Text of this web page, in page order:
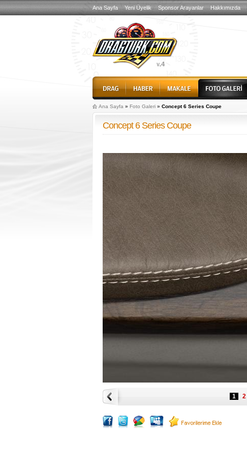
Ana Sayfa Yeni Üyelik Sponsor Arayanlar Hakkımızda
Ana Sayfa » Foto Galeri » Concept 6 Series Coupe
Concept 6 Series Coupe
1 2